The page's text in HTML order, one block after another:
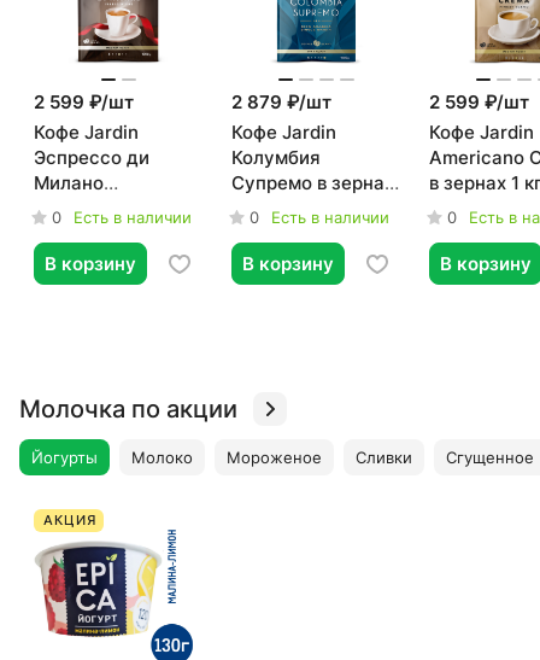
2 599 ₽/шт
Кофе Jardin
Эспрессо ди
Милано
жаренный в
0 Есть в наличии
В корзину
2 879 ₽/шт
Кофе Jardin
Колумбия
Супремо в зернах
1 кг
0 Есть в наличии
В корзину
2 599 ₽/шт
Кофе Jardin
Americano
в зернах 1
0 Есть в
В корзину
Молочка по акции
Йогурты Молоко Мороженое Сливки Сгущенное
АКЦИЯ